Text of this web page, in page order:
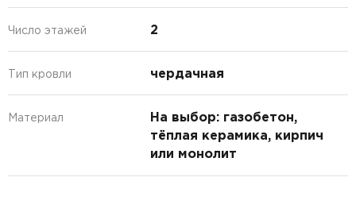
Число этажей 2
Тип кровли чердачная
Материал
На выбор: газобетон,
тёплая керамика, кирпич
или монолит